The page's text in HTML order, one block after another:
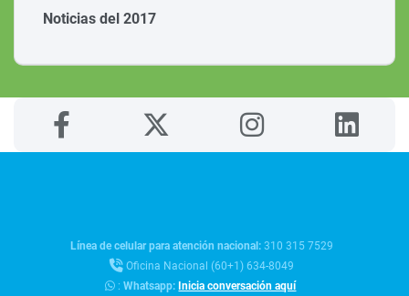
Noticias del 2017
Línea de celular para atención nacional:310 315 7529
Oficina Nacional (60+1) 634-8049
:Whatsapp: Inicia conversación aquí